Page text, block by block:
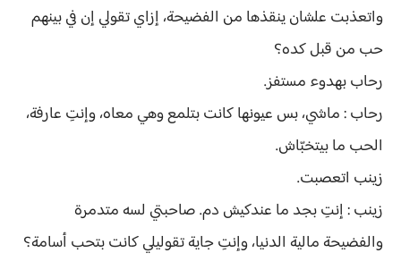
واتعذبت علشان ينقذها من الفضيحة، إزاي تقولي إن في بينهم
حب من قبل كده؟
رحاب بهدوء مستفز.
رحاب : ماشي، بس عيونها كانت بتلمع وهي معاه، وإنتِ عارفة،
الحب ما بيتخبّاش.
زينب اتعصبت.
زينب : إنتِ بجد ما عندكيش دم. صاحبتي لسه متدمرة
والفضيحة مالية الدنيا، وإنتِ جاية تقوليلي كانت بتحب أسامة؟